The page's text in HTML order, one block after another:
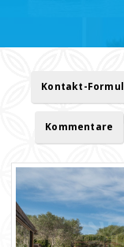
Kontakt-
Kommentare